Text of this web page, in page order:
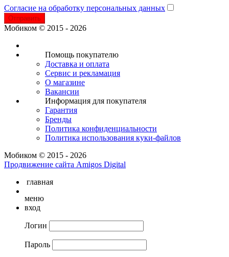
Согласие на обработку персональных данных
Отправить
Мобиком © 2015 - 2026
Помощь покупателю
Доставка и оплата
Сервис и рекламация
О магазине
Вакансии
Информация для покупателя
Гарантия
Бренды
Политика конфиденциальности
Политика использования куки-файлов
Мобиком © 2015 - 2026
Продвижение сайта Amigos Digital
главная
меню
вход
Логин
Пароль